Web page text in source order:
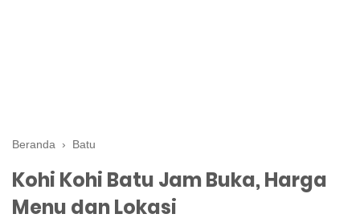
Beranda › Batu
Kohi Kohi Batu Jam Buka, Harga
Menu dan Lokasi